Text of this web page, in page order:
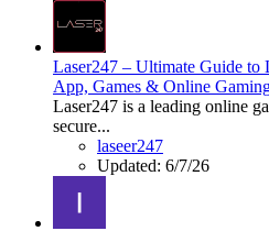
Laser247 – Ultimate Guide to
App, Games & Online
Laser247 is a leading online
secure...
laseer247
Updated: 6/7/26